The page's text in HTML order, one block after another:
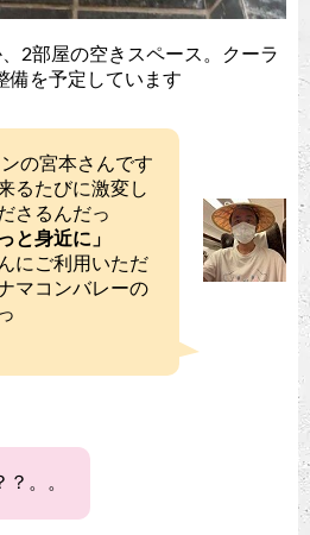
2部屋の空きスペース。クーラ
備を予定しています
の宮本さんです
るたびに激変し
さるんだっ
と身近に」
にご利用いただ
マコンバレーの
？。。